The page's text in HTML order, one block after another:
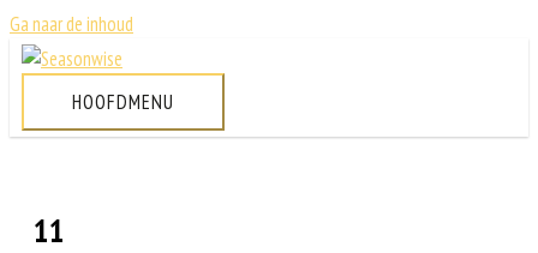
Ga naar de inhoud
HOOFDMENU
11